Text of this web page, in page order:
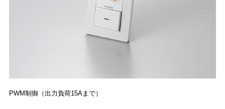
PWM制御（出力負荷15Aまで）